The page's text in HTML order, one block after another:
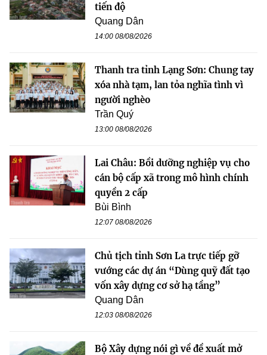
tiến độ
Quang Dân
14:00 08/08/2026
Thanh tra tỉnh Lạng Sơn: Chung tay
xóa nhà tạm, lan tỏa nghĩa tình vì
người nghèo
Trần Quý
13:00 08/08/2026
Lai Châu: Bồi dưỡng nghiệp vụ cho
cán bộ cấp xã trong mô hình chính
quyền 2 cấp
Bùi Bình
12:07 08/08/2026
Chủ tịch tỉnh Sơn La trực tiếp gỡ
vướng các dự án “Dùng quỹ đất tạo
vốn xây dựng cơ sở hạ tầng”
Quang Dân
12:03 08/08/2026
Bộ Xây dựng nói gì về đề xuất mở